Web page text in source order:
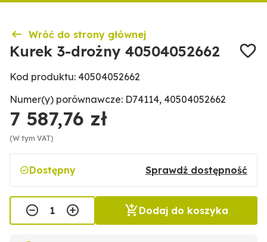
Wróć do strony głównej
Kurek 3-drożny 40504052662
Kod produktu: 40504052662
Numer(y) porównawcze: D74114, 40504052662
7 587,76 zł
(W tym VAT)
Dostępny Sprawdź dostępność
Dodaj do koszyka